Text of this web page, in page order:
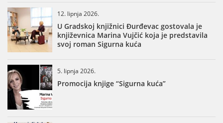
12. lipnja 2026.
U Gradskoj knjižnici Đurđevac gostovala je
književnica Marina Vujčić koja je predstavila
svoj roman Sigurna kuća
5. lipnja 2026.
Promocija knjige “Sigurna kuća”